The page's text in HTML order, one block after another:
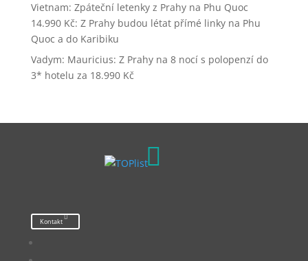
Vietnam: Zpáteční letenky z Prahy na Phu Quoc
14.990 Kč: Z Prahy budou létat přímé linky na Phu
Quoc a do Karibiku
Vadym: Mauricius: Z Prahy na 8 nocí s polopenzí do
3* hotelu za 18.990 Kč

Kontakt